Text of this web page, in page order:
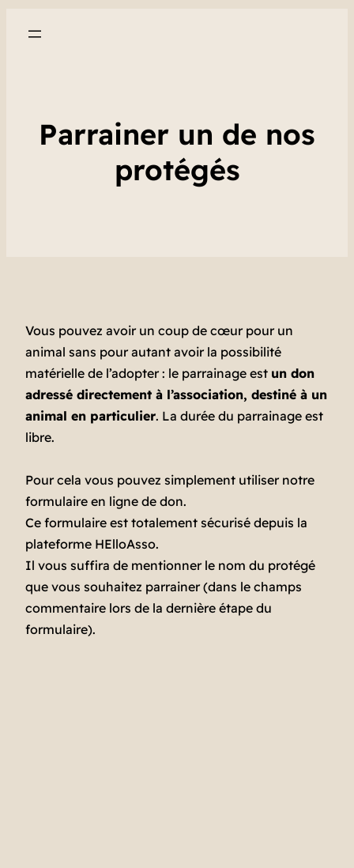
Parrainer un de nos
protégés
Vous pouvez avoir un coup de cœur pour un
animal sans pour autant avoir la possibilité
matérielle de l’adopter : le parrainage est un don
adressé directement à l’association, destiné à un
animal en particulier. La durée du parrainage est
libre.
Pour cela vous pouvez simplement utiliser notre
formulaire en ligne de don.
Ce formulaire est totalement sécurisé depuis la
plateforme HElloAsso.
Il vous suffira de mentionner le nom du protégé
que vous souhaitez parrainer (dans le champs
commentaire lors de la dernière étape du
formulaire).